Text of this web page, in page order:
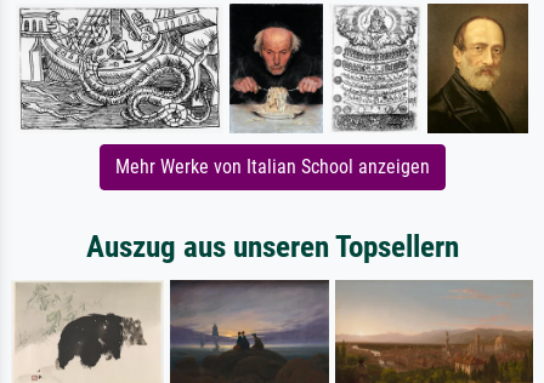
Mehr Werke von Italian School anzeigen
Auszug aus unseren Topsellern